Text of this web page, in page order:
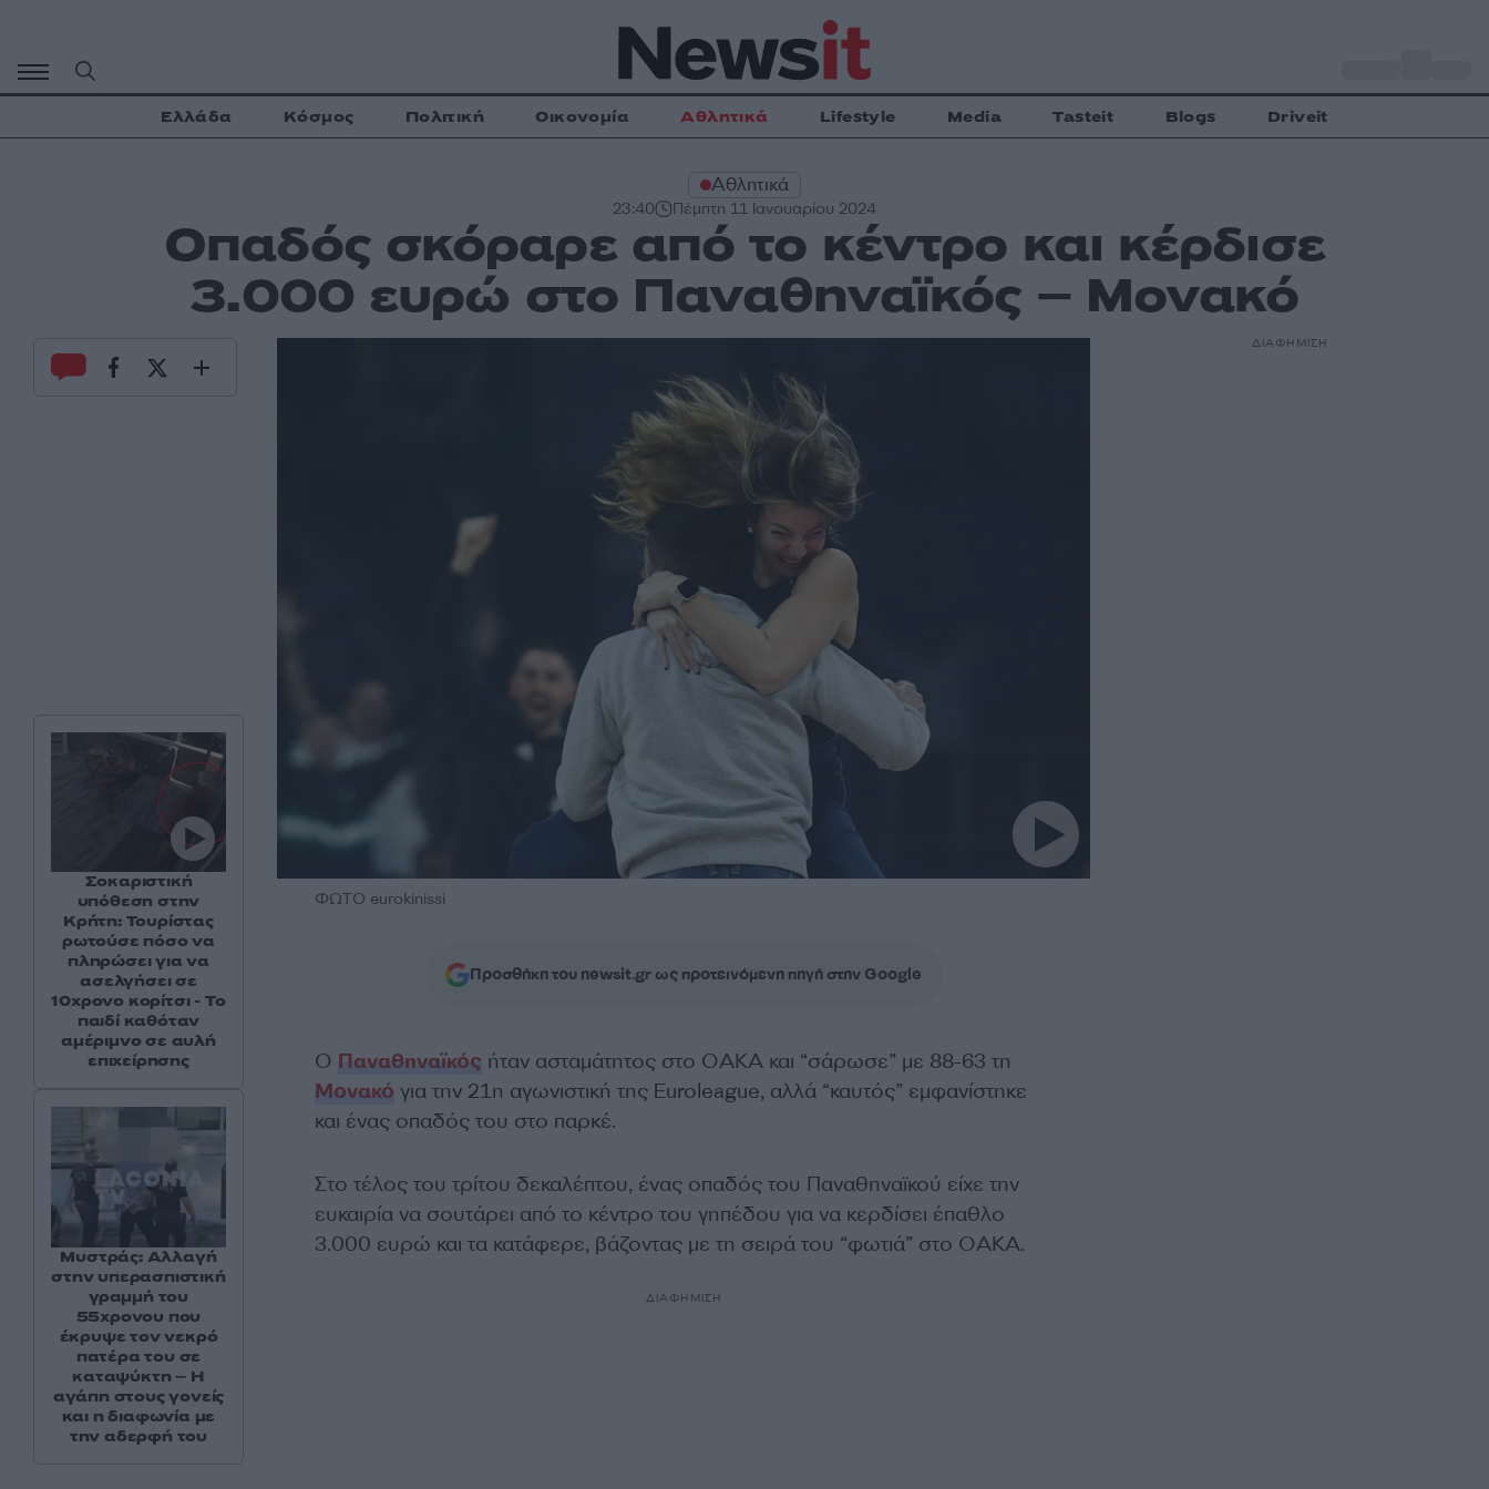
περιεχόμενο
Ελλάδα Κόσμος Πολιτική Οικονομία Αθλητικά Lifestyle Media Tasteit Blogs Driveit
Αθλητικά
23:40 Πέμπτη 11 Ιανουαρίου 2024
Οπαδός σκόραρε από το κέντρο και κέρδισε
3.000 ευρώ στο Παναθηναϊκός – Μονακό
ΦΩΤΟ eurokinissi
Προσθήκη του newsit.gr ως προτεινόμενη πηγή στην Google
O Παναθηναϊκός ήταν ασταμάτητος στο ΟΑΚΑ και “σάρωσε” με 88-63 τη
Μονακό για την 21η αγωνιστική της Euroleague, αλλά “καυτός” εμφανίστηκε
και ένας οπαδός του στο παρκέ.
Στο τέλος του τρίτου δεκαλέπτου, ένας οπαδός του Παναθηναϊκού είχε την
ευκαιρία να σουτάρει από το κέντρο του γηπέδου για να κερδίσει έπαθλο
3.000 ευρώ και τα κατάφερε, βάζοντας με τη σειρά του “φωτιά” στο ΟΑΚΑ.
ΔΙΑΦΗΜΙΣΗ
Σοκαριστική
υπόθεση στην
Κρήτη: Τουρίστας
ρωτούσε πόσο να
πληρώσει για να
ασελγήσει σε
10χρονο κορίτσι - Το
παιδί καθόταν
αμέριμνο σε αυλή
επιχείρησης
Μυστράς: Αλλαγή
στην υπερασπιστική
γραμμή του
55χρονου που
έκρυψε τον νεκρό
πατέρα του σε
καταψύκτη – Η
αγάπη στους γονείς
και η διαφωνία με
την αδερφή του
ΔΙΑΦΗΜΙΣΗ